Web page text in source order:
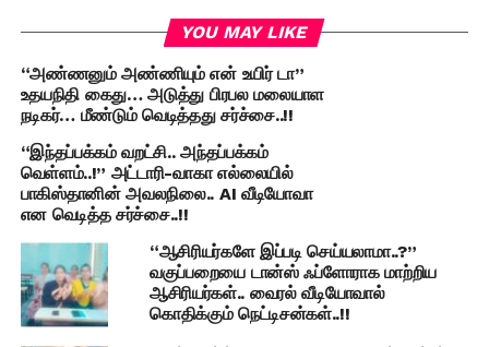
YOU MAY LIKE
“அண்ணனும் அண்ணியும் என் உயிர் டா”
உதயநிதி கைது… அடுத்து பிரபல மலையாள
நடிகர்… மீண்டும் வெடித்தது சர்ச்சை..!!
“இந்தப்பக்கம் வறட்சி.. அந்தப்பக்கம்
வெள்ளம்..!” அட்டாரி-வாகா எல்லையில்
பாகிஸ்தானின் அவலநிலை.. AI வீடியோவா
என வெடித்த சர்ச்சை..!!
“ஆசிரியர்களே இப்படி செய்யலாமா..?”
வகுப்பறையை டான்ஸ் ஃப்ளோராக மாற்றிய
ஆசிரியர்கள்.. வைரல் வீடியோவால்
கொதிக்கும் நெட்டிசன்கள்..!!